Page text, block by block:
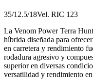
35/12.5/18Vel. RIC 123
La Venom Power Terra
híbrida diseñada para
en carretera y rendimiento
rodadura agresivo y
superior en diversas
versatilidad y rendimiento